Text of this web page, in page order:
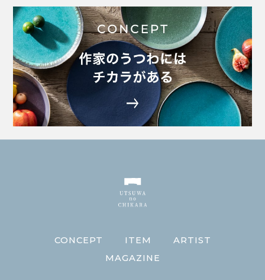
ARTIST
MAGAZINE
特定商取引法に基づく表示
プライバシーポリシー
サブスク / レンタルご利用ガイド（カウリル）
CONCEPT ITEM
ARTIST
MAGAZINE